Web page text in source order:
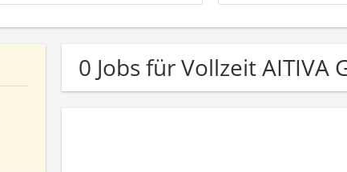
0 Jobs für Vollzeit